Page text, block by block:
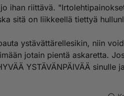
ihan riittävä.
sitä on liikkeellä tiettyä
ystävättärellesikin, niin
jotain pientä askaretta.
YSTÄVÄNPÄIVÄÄ sinulle